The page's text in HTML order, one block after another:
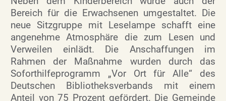
Bereich für die Erwachsenen umgestaltet. Die
neue Sitzgruppe mit Leselampe schafft eine
angenehme Atmosphäre die zum Lesen und
Verweilen einlädt. Die Anschaffungen im
Rahmen der Maßnahme wurden durch das
Soforthilfeprogramm „Vor Ort für Alle“ des
Deutschen Bibliotheksverbands mit einem
Anteil von 75 Prozent gefördert. Die Gemeinde